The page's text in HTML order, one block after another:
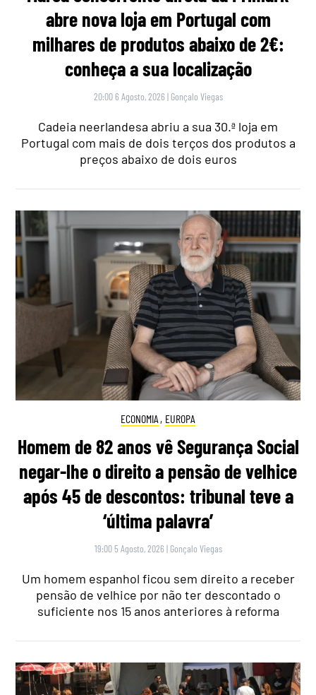
abre nova loja em Portugal com
milhares de produtos abaixo de 2€:
conheça a sua localização
20:00 6 Agosto, 2026 | Gonçalo Viegas
Cadeia neerlandesa abriu a sua 30.ª loja em
Portugal com mais de dois terços dos produtos a
preços abaixo de dois euros
ECONOMIA , EUROPA
Homem de 82 anos vê Segurança Social
negar-lhe o direito a pensão de velhice
após 45 de descontos: tribunal teve a
‘última palavra’
19:00 5 Agosto, 2026 | Gonçalo Viegas
Um homem espanhol ficou sem direito a receber
pensão de velhice por não ter descontado o
suficiente nos 15 anos anteriores à reforma